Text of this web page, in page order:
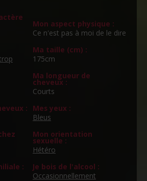
Mon aspect physique :
Ce n'est pas à moi de le dire
Ma taille (cm) :
175cm
Ma longueur de
cheveux :
Courts
:
Mes yeux :
Bleus
Mon orientation
sexuelle :
Hétéro
:
Je bois de l'alcool :
Occasionnellement